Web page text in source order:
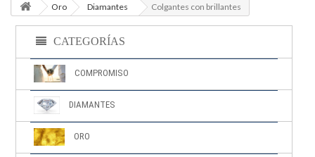
Oro Diamantes Colgantes con brillantes
CATEGORÍAS
COMPROMISO
DIAMANTES
ORO